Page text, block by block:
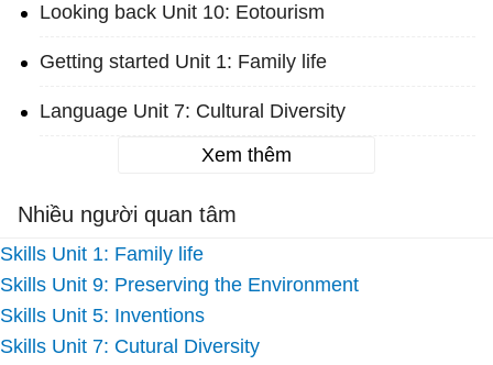
Looking back Unit 10: Eotourism
Getting started Unit 1: Family life
Language Unit 7: Cultural Diversity
Xem thêm
Nhiều người quan tâm
Skills Unit 1: Family life
Skills Unit 9: Preserving the Environment
Skills Unit 5: Inventions
Skills Unit 7: Cutural Diversity